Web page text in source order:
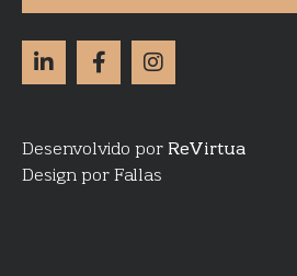
Desenvolvido por ReVirtua
Design por Fallas